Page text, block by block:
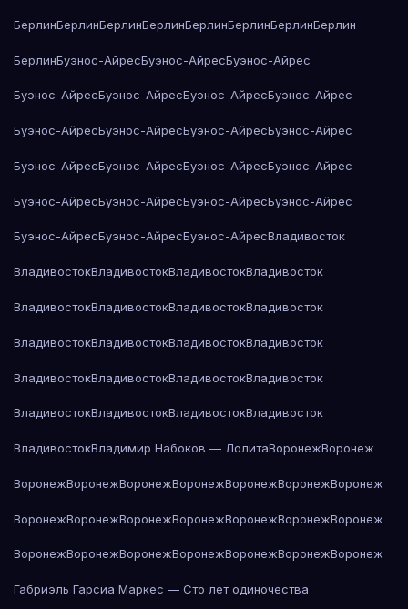
БерлинБерлинБерлинБерлинБерлинБерлинБерлинБерлин
БерлинБуэнос-АйресБуэнос-АйресБуэнос-Айрес
Буэнос-АйресБуэнос-АйресБуэнос-АйресБуэнос-Айрес
Буэнос-АйресБуэнос-АйресБуэнос-АйресБуэнос-Айрес
Буэнос-АйресБуэнос-АйресБуэнос-АйресБуэнос-Айрес
Буэнос-АйресБуэнос-АйресБуэнос-АйресБуэнос-Айрес
Буэнос-АйресБуэнос-АйресБуэнос-АйресВладивосток
ВладивостокВладивостокВладивостокВладивосток
ВладивостокВладивостокВладивостокВладивосток
ВладивостокВладивостокВладивостокВладивосток
ВладивостокВладивостокВладивостокВладивосток
ВладивостокВладивостокВладивостокВладивосток
ВладивостокВладимир Набоков — ЛолитаВоронежВоронеж
ВоронежВоронежВоронежВоронежВоронежВоронежВоронеж
ВоронежВоронежВоронежВоронежВоронежВоронежВоронеж
ВоронежВоронежВоронежВоронежВоронежВоронежВоронеж
Габриэль Гарсиа Маркес — Сто лет одиночества